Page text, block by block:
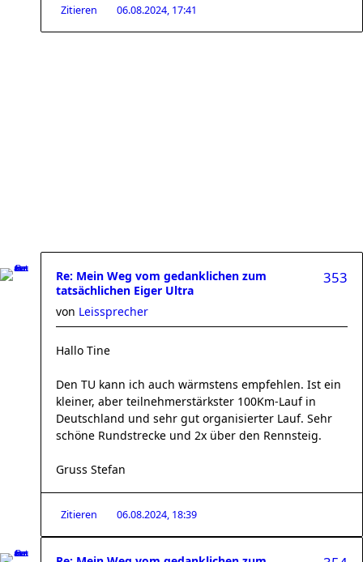
Zitieren 06.08.2024, 17:41
Re: Mein Weg vom gedanklichen zum
tatsächlichen Eiger Ultra
353
von Leissprecher
Hallo Tine
Den TU kann ich auch wärmstens empfehlen. Ist ein
kleiner, aber teilnehmerstärkster 100Km-Lauf in
Deutschland und sehr gut organisierter Lauf. Sehr
schöne Rundstrecke und 2x über den Rennsteig.
Gruss Stefan
Zitieren 06.08.2024, 18:39